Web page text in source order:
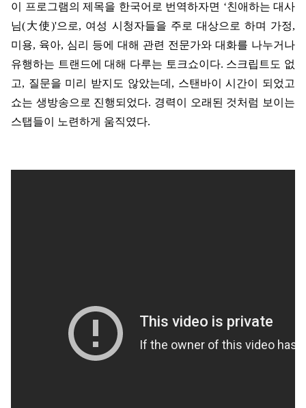
이 프로그램의 제목을 한국어로 번역하자면 ‘친애하는 대사
님(大使)'으로, 여성 시청자들을 주로 대상으로 하며 가정,
미용, 육아, 심리 등에 대해 관련 전문가와 대화를 나누거나
유행하는 트랜드에 대해 다루는 토크쇼이다. 스크립트도 없
고, 질문을 미리 받지도 않았는데 , 스탠바이 시간이 되었고
쇼는 생방송으로 진행되었다. 경력이 오래된 것처럼 보이는
스탭들이 노련하게 움직였다.